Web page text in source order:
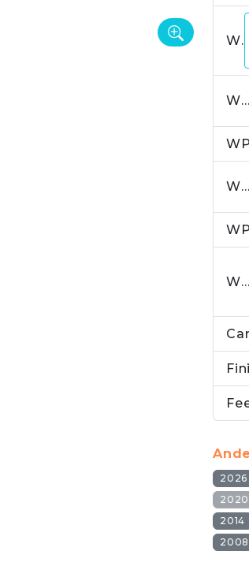
WP17
WP19
WP21
WP23
2026
2020
2014
2008